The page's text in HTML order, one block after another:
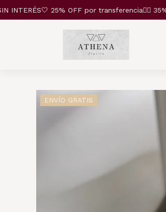
25% OFF por transferencia❤️‍🔥 35%
ENVÍO GRATIS